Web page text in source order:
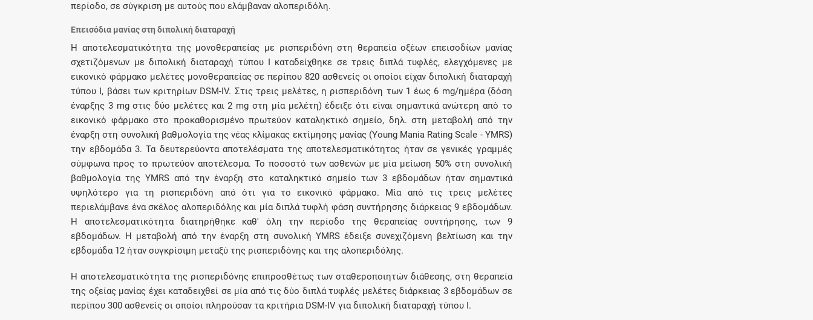
περίοδο, σε σύγκριση με αυτούς που ελάμβαναν αλοπεριδόλη.
Επεισόδια μανίας στη διπολική διαταραχή
Η αποτελεσματικότητα της μονοθεραπείας με ρισπεριδόνη στη θεραπεία οξέων επεισοδίων μανίας
σχετιζόμενων με διπολική διαταραχή τύπου Ι καταδείχθηκε σε τρεις διπλά τυφλές, ελεγχόμενες με
εικονικό φάρμακο μελέτες μονοθεραπείας σε περίπου 820 ασθενείς οι οποίοι είχαν διπολική διαταραχή
τύπου Ι, βάσει των κριτηρίων DSM-IV. Στις τρεις μελέτες, η ρισπεριδόνη των 1 έως 6 mg/ημέρα (δόση
έναρξης 3 mg στις δύο μελέτες και 2 mg στη μία μελέτη) έδειξε ότι είναι σημαντικά ανώτερη από το
εικονικό φάρμακο στο προκαθορισμένο πρωτεύον καταληκτικό σημείο, δηλ. στη μεταβολή από την
έναρξη στη συνολική βαθμολογία της νέας κλίμακας εκτίμησης μανίας (Young Mania Rating Scale - YMRS)
την εβδομάδα 3. Τα δευτερεύοντα αποτελέσματα της αποτελεσματικότητας ήταν σε γενικές γραμμές
σύμφωνα προς το πρωτεύον αποτέλεσμα. Το ποσοστό των ασθενών με μία μείωση 50% στη συνολική
βαθμολογία της YMRS από την έναρξη στο καταληκτικό σημείο των 3 εβδομάδων ήταν σημαντικά
υψηλότερο για τη ρισπεριδόνη από ότι για το εικονικό φάρμακο. Μία από τις τρεις μελέτες
περιελάμβανε ένα σκέλος αλοπεριδόλης και μία διπλά τυφλή φάση συντήρησης διάρκειας 9 εβδομάδων.
Η αποτελεσματικότητα διατηρήθηκε καθ' όλη την περίοδο της θεραπείας συντήρησης, των 9
εβδομάδων. Η μεταβολή από την έναρξη στη συνολική YMRS έδειξε συνεχιζόμενη βελτίωση και την
εβδομάδα 12 ήταν συγκρίσιμη μεταξύ της ρισπεριδόνης και της αλοπεριδόλης.
Η αποτελεσματικότητα της ρισπεριδόνης επιπροσθέτως των σταθεροποιητών διάθεσης, στη θεραπεία
της οξείας μανίας έχει καταδειχθεί σε μία από τις δύο διπλά τυφλές μελέτες διάρκειας 3 εβδομάδων σε
περίπου 300 ασθενείς οι οποίοι πληρούσαν τα κριτήρια DSM-IV για διπολική διαταραχή τύπου Ι.